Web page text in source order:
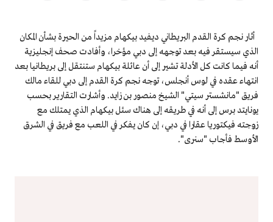
أثار نجم كرة القدم البريطاني ديفيد بيكهام مزيداً من الحيرة بشأن المكان
الذي سيستقر فيه بعد توجهه إلى دبي مؤخرا، وأفادت صحف إنجليزية
أنه فيما كانت كل الأدلة تشير إلى أن عائلة بيكهام ستنتقل إلى بريطانيا بعد
انتهاء عقده في لوس أنجلس، توجه نجم كرة القدم إلى دبي للقاء مالك
فريق "مانشستر سيتي" الشيخ منصور بن زايد. وأشارت التقارير بحسب
يونايتد برس إلى أنه في طريقه إلى هناك سئل بيكهام الذي يمتلك مع
زوجته فيكتوريا عقارا في دبي، إن كان يفكر في اللعب مع فريق في الشرق
الأوسط فأجاب "سنرى".